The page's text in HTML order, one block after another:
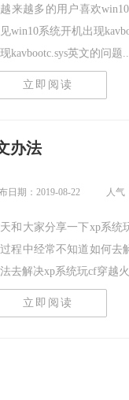
来越多的用户喜欢
win10系统开机出现
kavbootc.sys英文的问题
立即阅读
办法
日期：2019-08-22 人气
和大家分享一下xp系统
程中经常不知道如何去
去解决xp系统玩cf穿越
立即阅读